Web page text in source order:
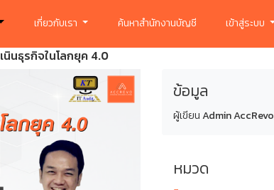
เกี่ยวกับเรา ค้นหาสำนักงานบัญชี เข้าสู่ระบบ
นินธุรกิจในโลกยุค 4.0
ข้อมูล
ผู้เขียนAdmin AccRevo
หมวด